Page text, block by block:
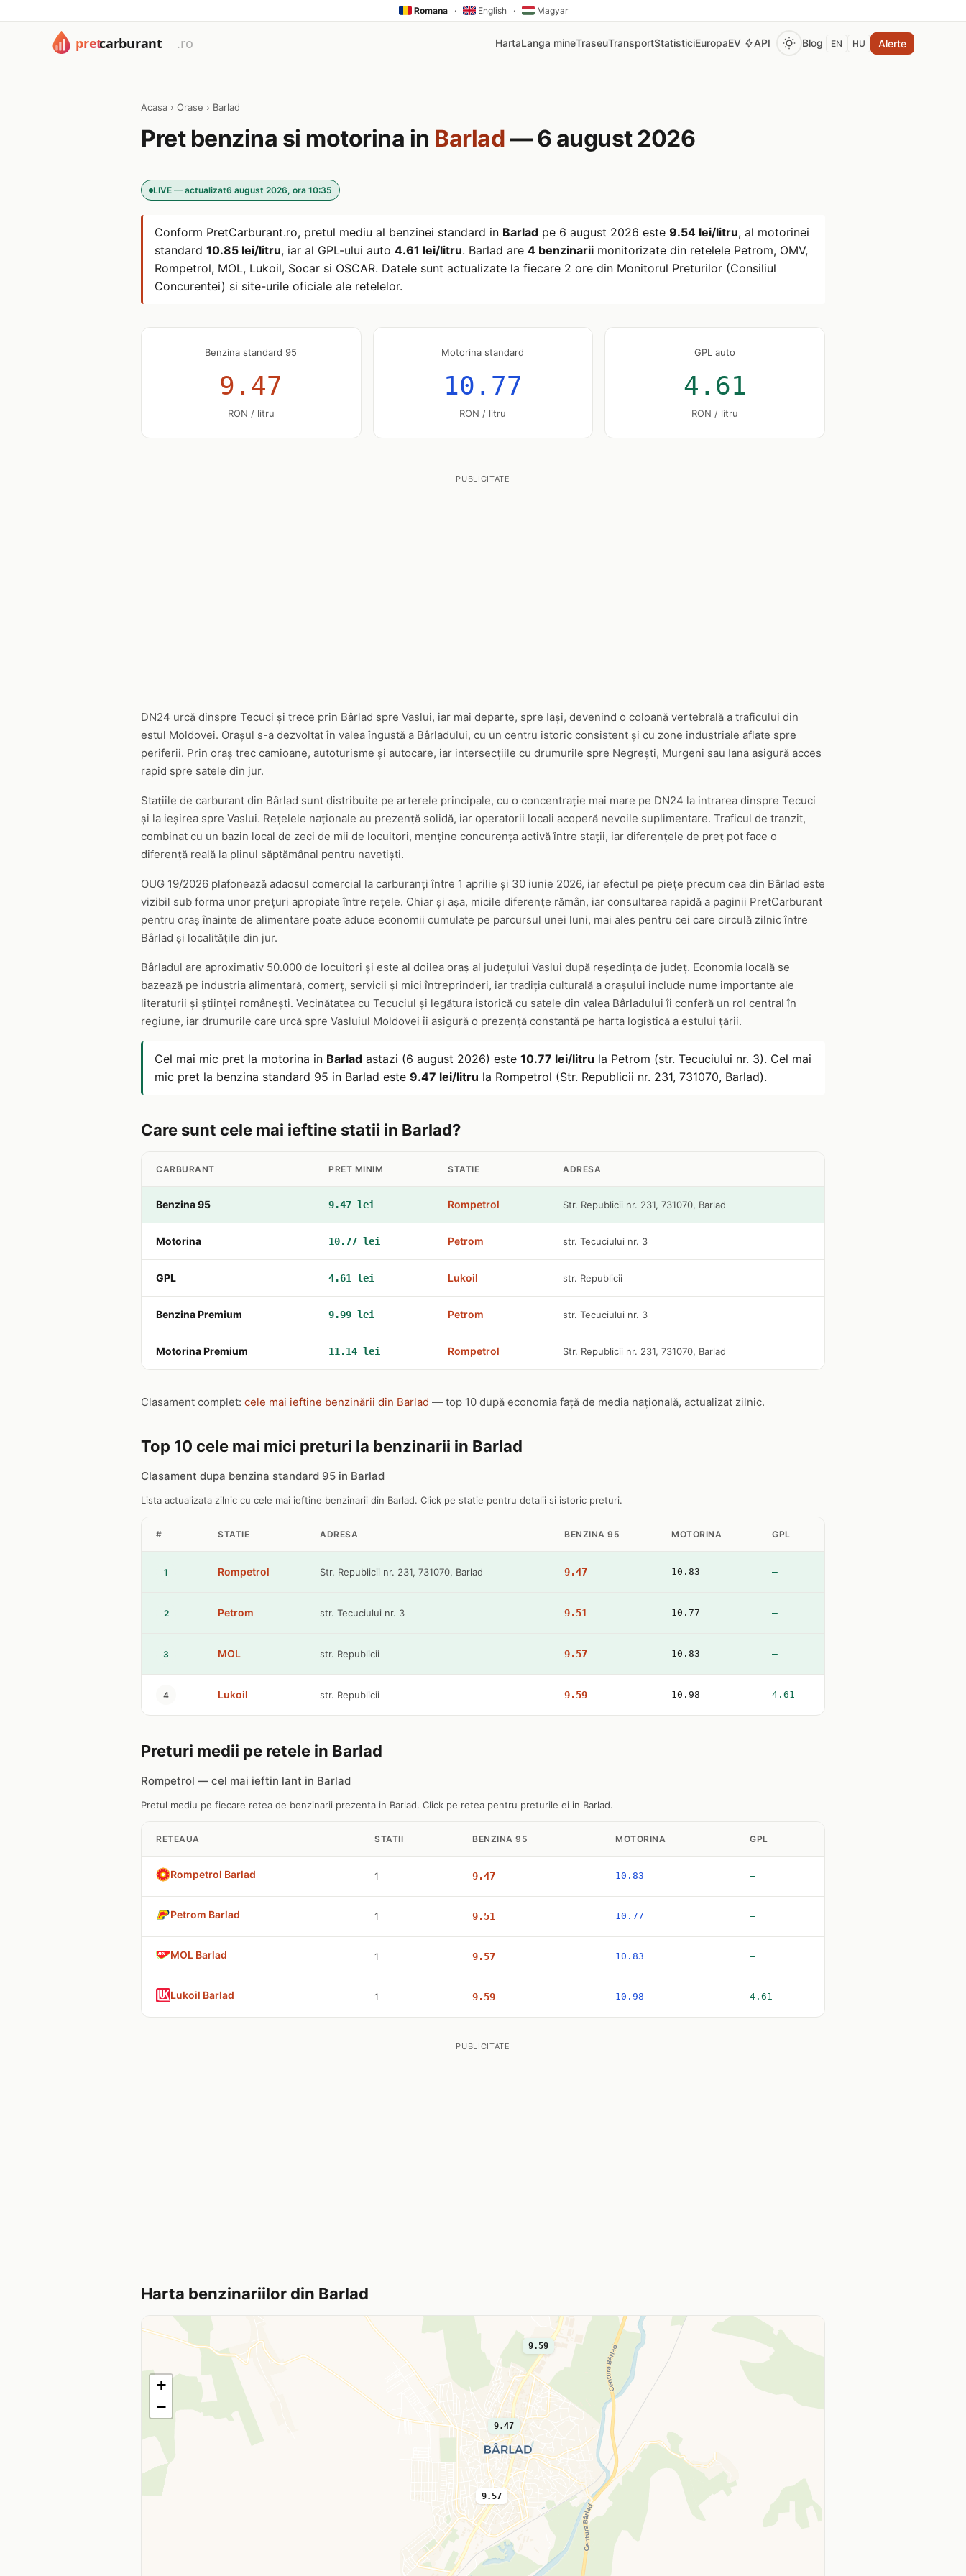
Romana · English · Magyar
HartaLanga mineTraseuTransportStatisticiEuropaEV API Blog EN HU Alerte
Acasa › Orase › Barlad
Pret benzina si motorina in Barlad— 6 august 2026
LIVE — actualizat6 august 2026, ora 10:35
Conform PretCarburant.ro, pretul mediu al benzinei standard in Barlad pe 6 august 2026 este 9.54 lei/litru, al motorinei
standard 10.85 lei/litru, iar al GPL-ului auto 4.61 lei/litru. Barlad are 4 benzinarii monitorizate din retelele Petrom, OMV,
Rompetrol, MOL, Lukoil, Socar si OSCAR. Datele sunt actualizate la fiecare 2 ore din Monitorul Preturilor (Consiliul
Concurentei) si site-urile oficiale ale retelelor.
Benzina standard 95
9.47
RON / litru
Motorina standard
10.77
RON / litru
GPL auto
4.61
RON / litru
PUBLICITATE
DN24 urcă dinspre Tecuci și trece prin Bârlad spre Vaslui, iar mai departe, spre Iași, devenind o coloană vertebrală a traficului din
estul Moldovei. Orașul s-a dezvoltat în valea îngustă a Bârladului, cu un centru istoric consistent și cu zone industriale aflate spre
periferii. Prin oraș trec camioane, autoturisme și autocare, iar intersecțiile cu drumurile spre Negrești, Murgeni sau Iana asigură acces
rapid spre satele din jur.
Stațiile de carburant din Bârlad sunt distribuite pe arterele principale, cu o concentrație mai mare pe DN24 la intrarea dinspre Tecuci
și la ieșirea spre Vaslui. Rețelele naționale au prezență solidă, iar operatorii locali acoperă nevoile suplimentare. Traficul de tranzit,
combinat cu un bazin local de zeci de mii de locuitori, menține concurența activă între stații, iar diferențele de preț pot face o
diferență reală la plinul săptămânal pentru navetiști.
OUG 19/2026 plafonează adaosul comercial la carburanți între 1 aprilie și 30 iunie 2026, iar efectul pe piețe precum cea din Bârlad este
vizibil sub forma unor prețuri apropiate între rețele. Chiar și așa, micile diferențe rămân, iar consultarea rapidă a paginii PretCarburant
pentru oraș înainte de alimentare poate aduce economii cumulate pe parcursul unei luni, mai ales pentru cei care circulă zilnic între
Bârlad și localitățile din jur.
Bârladul are aproximativ 50.000 de locuitori și este al doilea oraș al județului Vaslui după reședința de județ. Economia locală se
bazează pe industria alimentară, comerț, servicii și mici întreprinderi, iar tradiția culturală a orașului include nume importante ale
literaturii și științei românești. Vecinătatea cu Tecuciul și legătura istorică cu satele din valea Bârladului îi conferă un rol central în
regiune, iar drumurile care urcă spre Vasluiul Moldovei îi asigură o prezență constantă pe harta logistică a estului țării.
Cel mai mic pret la motorina in Barlad astazi (6 august 2026) este 10.77 lei/litru la Petrom (str. Tecuciului nr. 3). Cel mai
mic pret la benzina standard 95 in Barlad este 9.47 lei/litru la Rompetrol (Str. Republicii nr. 231, 731070, Barlad).
Care sunt cele mai ieftine statii in Barlad?
CARBURANT PRET MINIM STATIE ADRESA
Benzina 95 9.47 lei Rompetrol Str. Republicii nr. 231, 731070, Barlad
Motorina 10.77 lei Petrom str. Tecuciului nr. 3
GPL 4.61 lei Lukoil str. Republicii
Benzina Premium 9.99 lei Petrom str. Tecuciului nr. 3
Motorina Premium 11.14 lei Rompetrol Str. Republicii nr. 231, 731070, Barlad
Clasament complet: cele mai ieftine benzinării din Barlad — top 10 după economia față de media națională, actualizat zilnic.
Top 10 cele mai mici preturi la benzinarii in Barlad
Clasament dupa benzina standard 95 in Barlad
Lista actualizata zilnic cu cele mai ieftine benzinarii din Barlad. Click pe statie pentru detalii si istoric preturi.
# STATIE ADRESA BENZINA 95 MOTORINA GPL
1 Rompetrol Str. Republicii nr. 231, 731070, Barlad 9.47 10.83 —
2 Petrom str. Tecuciului nr. 3 9.51 10.77 —
3 MOL str. Republicii 9.57 10.83 —
4 Lukoil str. Republicii 9.59 10.98 4.61
Preturi medii pe retele in Barlad
Rompetrol — cel mai ieftin lant in Barlad
Pretul mediu pe fiecare retea de benzinarii prezenta in Barlad. Click pe retea pentru preturile ei in Barlad.
RETEAUA STATII BENZINA 95 MOTORINA GPL
Rompetrol Barlad 1 9.47 10.83 —
Petrom Barlad 1 9.51 10.77 —
MOL Barlad 1 9.57 10.83 —
Lukoil Barlad 1 9.59 10.98 4.61
PUBLICITATE
Harta benzinariilor din Barlad
9.57
9.47
9.59
+
−